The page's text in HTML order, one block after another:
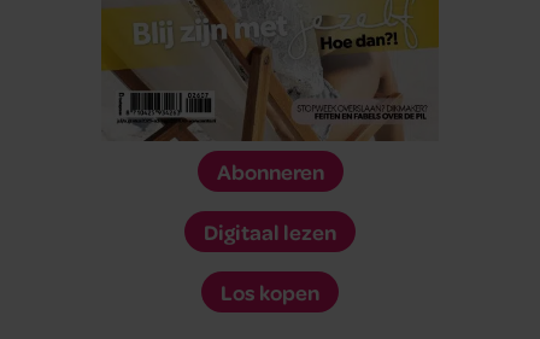
Abonneren
Digitaal lezen
Los kopen